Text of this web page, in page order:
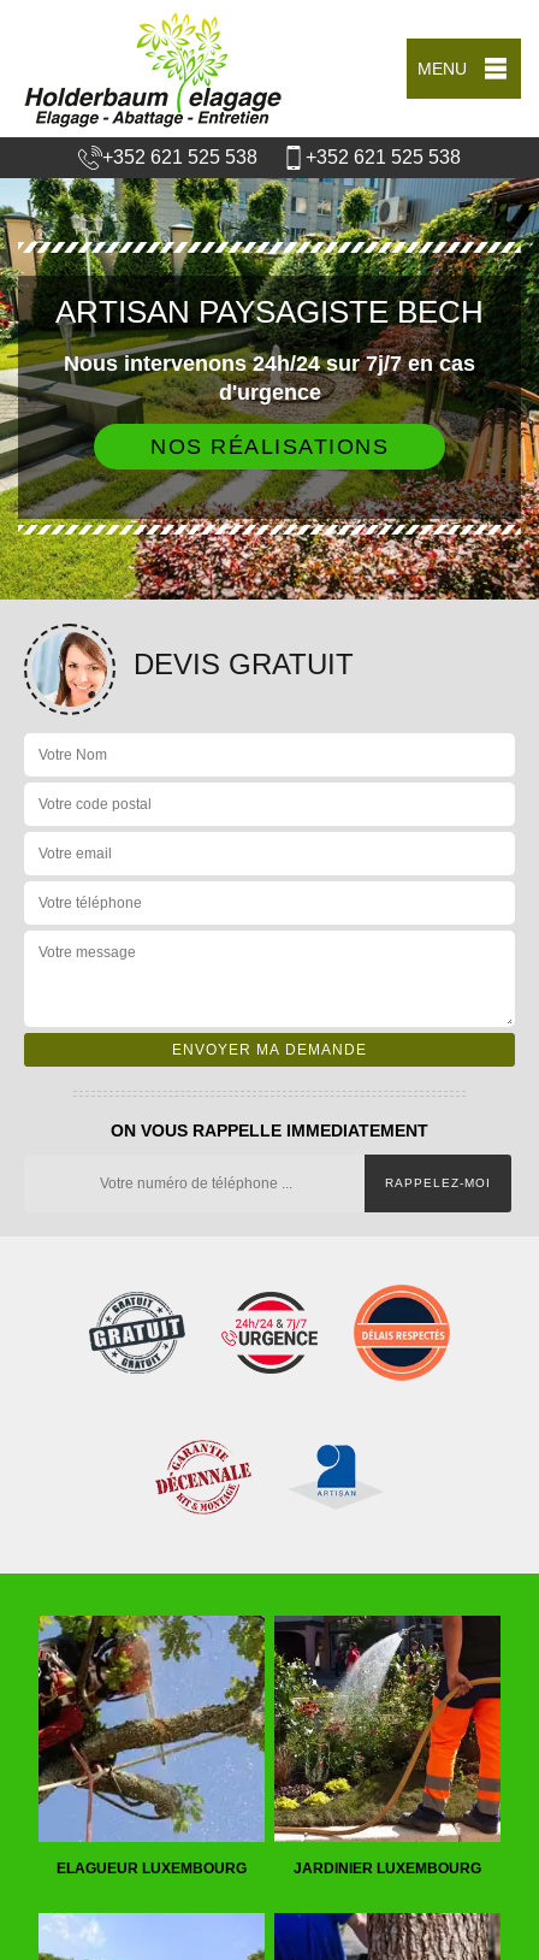
MENU
+352 621 525 538 +352 621 525 538
ARTISAN PAYSAGISTE BECH
Nous intervenons 24h/24 sur 7j/7 en cas
d'urgence
NOS RÉALISATIONS
DEVIS GRATUIT
ON VOUS RAPPELLE IMMEDIATEMENT
ELAGUEUR LUXEMBOURG JARDINIER LUXEMBOURG